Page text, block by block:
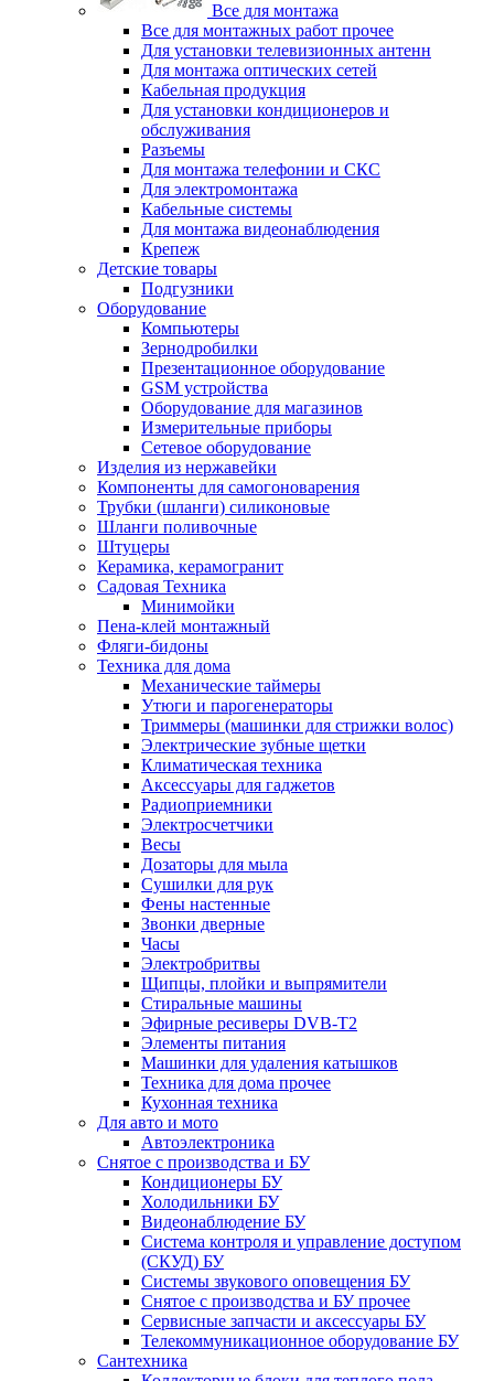
Все для монтажа
Все для монтажных работ прочее
Для установки телевизионных антенн
Для монтажа оптических сетей
Кабельная продукция
Для установки кондиционеров и
обслуживания
Разъемы
Для монтажа телефонии и СКС
Для электромонтажа
Кабельные системы
Для монтажа видеонаблюдения
Крепеж
Детские товары
Подгузники
Оборудование
Компьютеры
Зернодробилки
Презентационное оборудование
GSM устройства
Оборудование для магазинов
Измерительные приборы
Сетевое оборудование
Изделия из нержавейки
Компоненты для самогоноварения
Трубки (шланги) силиконовые
Шланги поливочные
Штуцеры
Керамика, керамогранит
Садовая Техника
Минимойки
Пена-клей монтажный
Фляги-бидоны
Техника для дома
Механические таймеры
Утюги и парогенераторы
Триммеры (машинки для стрижки волос)
Электрические зубные щетки
Климатическая техника
Аксессуары для гаджетов
Радиоприемники
Электросчетчики
Весы
Дозаторы для мыла
Сушилки для рук
Фены настенные
Звонки дверные
Часы
Электробритвы
Щипцы, плойки и выпрямители
Стиральные машины
Эфирные ресиверы DVB-T2
Элементы питания
Машинки для удаления катышков
Техника для дома прочее
Кухонная техника
Для авто и мото
Автоэлектроника
Снятое с производства и БУ
Кондиционеры БУ
Холодильники БУ
Видеонаблюдение БУ
Система контроля и управление доступом
(СКУД) БУ
Системы звукового оповещения БУ
Снятое с производства и БУ прочее
Сервисные запчасти и аксессуары БУ
Телекоммуникационное оборудование БУ
Сантехника